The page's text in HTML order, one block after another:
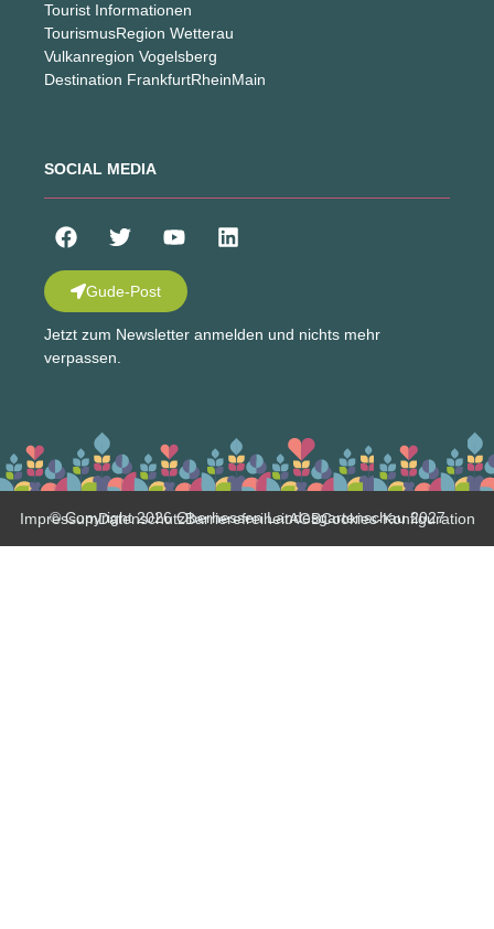
Tourist Informationen
TourismusRegion Wetterau
Vulkanregion Vogelsberg
Destination FrankfurtRheinMain
SOCIAL MEDIA
Gude-Post
Jetzt zum Newsletter anmelden und nichts mehr
verpassen.
© Copyright 2026 Oberhessen Landesgartenschau 2027
ImpressumDatenschutzBarrierefreiheitAGBCookies-Konfiguration